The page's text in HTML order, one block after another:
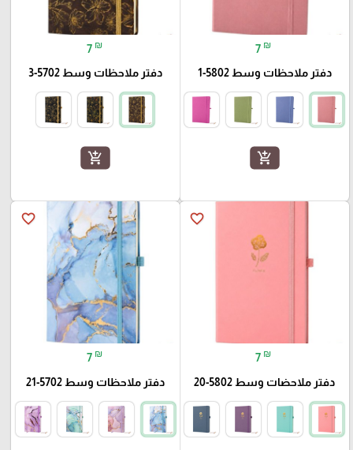
7 ₪
دفتر ملاحظات وسط 5802-1
add_shopping_cart
7 ₪
دفتر ملاحظات وسط 5702-3
add_shopping_cart
favorite_border
7 ₪
دفتر ملاحضات وسط 5802-20
favorite_border
7 ₪
دفتر ملاحظات وسط 5702-21